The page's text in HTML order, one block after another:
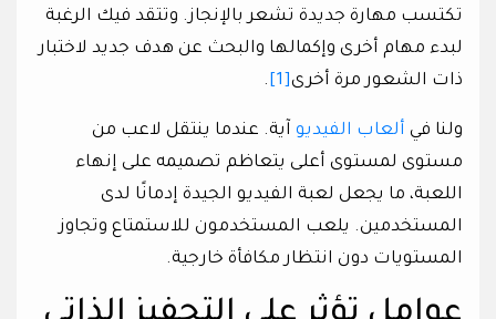
تكتسب مهارة جديدة تشعر بالإنجاز. وتتقد فيك الرغبة
لبدء مهام أخرى وإكمالها والبحث عن هدف جديد لاختبار
ذات الشعور مرة أخرى[1]
.
ولنا في ألعاب الفيديو آية. عندما ينتقل لاعب من
مستوى لمستوى أعلى يتعاظم تصميمه على إنهاء
اللعبة، ما يجعل لعبة الفيديو الجيدة إدمانًا لدى
المستخدمين. يلعب المستخدمون للاستمتاع وتجاوز
المستويات دون انتظار مكافأة خارجية.